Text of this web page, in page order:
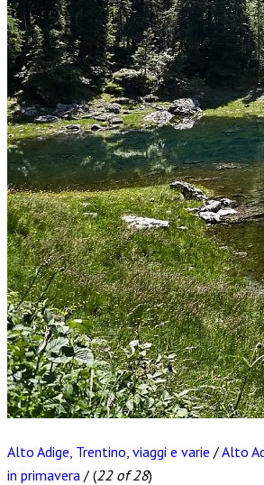
Alto Adige, Trentino, viaggi e varie /Alto
in primavera / (22 of 28)